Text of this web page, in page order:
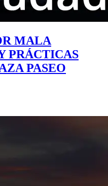
MALA
PRÁCTICAS
PASEO